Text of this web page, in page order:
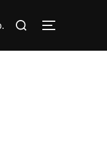
Buscar: